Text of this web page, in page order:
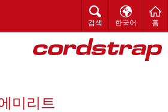
검색 한국어 홈
미리트